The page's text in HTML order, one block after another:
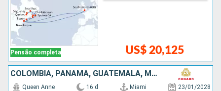
Pensão completa US$ 20,125
COLOMBIA, PANAMÁ, GUATEMALA, MÉXICO, ESTADOS UNIDOS
Queen Anne 16 d Miami 23/01/2028